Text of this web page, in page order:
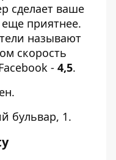
сделает ваше
приятнее.
называют
скорость
- 4,5.
бульвар, 1.